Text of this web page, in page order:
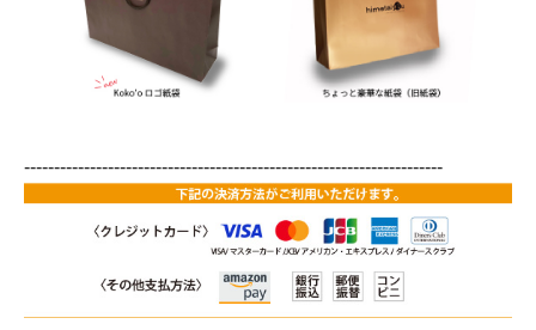
----------------------------------------------------------------------